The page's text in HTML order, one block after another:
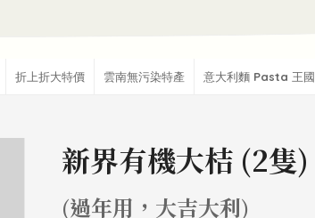
折上折大特價 雲南無污染特產 意大利麵 Pasta 王國
新界有機大桔 (2隻)
(過年用，大吉大利)